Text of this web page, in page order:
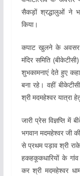
सैकड़ों श्रद्धालुओं ने
किया।
कपाट खुलने के अवसर
मंदिर समिति
शुभकामनाएं देते हुए
बना रहे। वहीं
श्री मदमहेश्वर यात्रा
जारी प्रेस विज्ञप्ति में
भगवान मदमहेश्वर जी
से प्रथम पड़ाव श्री
हकहकूकधारियों के
कर श्री मदमहेश्वर